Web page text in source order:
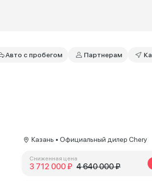
Авто с пробегом Партнерам
Казань • Официальный дилер Chery
Сниженная цена
3 712 000 ₽ 4 640 000 ₽